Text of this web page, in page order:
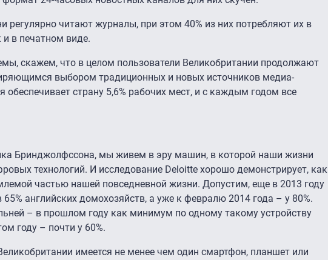
регулярно читают журналы, при этом 40% из них потребляют их в
и в печатном виде.
скажем, что в целом пользователи Великобритании продолжают
выбором традиционных и новых источников медиа-
страну 5,6% рабочих мест, и с каждым годом все
Бринджолфссона, мы живем в эру машин, в которой наши жизни
технологий. И исследование Deloitte хорошо демонстрирует, как
частью нашей повседневной жизни. Допустим, еще в 2013 году
английских домохозяйств, а уже к февралю 2014 года – у 80%.
– в прошлом году как минимум по одному такому устройству
году – почти у 60%.
имеется не менее чем один смартфон, планшет или